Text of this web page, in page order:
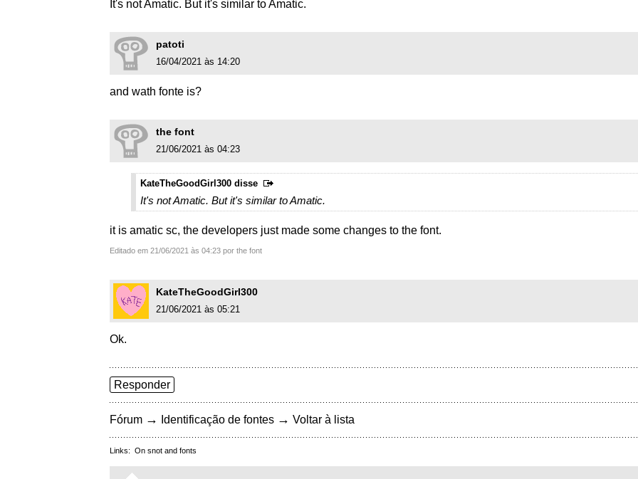
It's not Amatic. But it's similar to Amatic.
patoti
16/04/2021 às 14:20
and wath fonte is?
the font
21/06/2021 às 04:23
KateTheGoodGirl300 disse
It's not Amatic. But it's similar to Amatic.
it is amatic sc, the developers just made some changes to the font.
Editado em 21/06/2021 às 04:23 por the font
KateTheGoodGirl300
21/06/2021 às 05:21
Ok.
Responder
Fórum → Identificação de fontes → Voltar à lista
Links: On snot and fonts